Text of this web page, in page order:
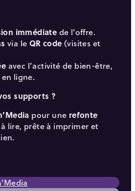
immédiate de l’offre.
via le QR code (visites et
avec l’activité de bien-être,
ligne.
supports ?
pour une refonte
lire, prête à imprimer et